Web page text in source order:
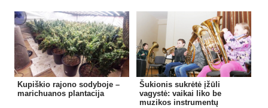
Kupiškio rajono sodyboje –
marichuanos plantacija
Šukionis sukrėtė įžūli
vagystė: vaikai liko be
muzikos instrumentų